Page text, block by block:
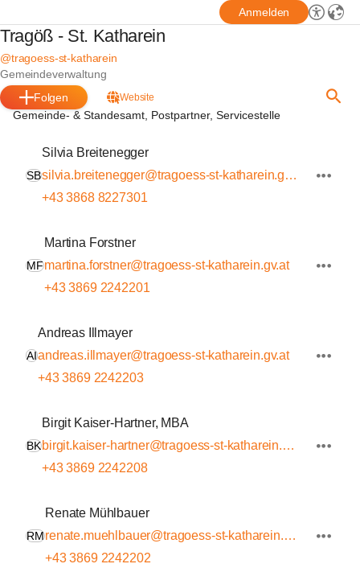
Anmelden
Tragöß - St. Katharein
@tragoess-st-katharein
Gemeindeverwaltung
Folgen
Website
Gemeinde- & Standesamt, Postpartner, Servicestelle
SB
Silvia Breitenegger
silvia.breitenegger@tragoess-st-katharein.gv.at
+43 3868 8227301
MF
Martina Forstner
martina.forstner@tragoess-st-katharein.gv.at
+43 3869 2242201
AI
Andreas Illmayer
andreas.illmayer@tragoess-st-katharein.gv.at
+43 3869 2242203
BK
Birgit Kaiser-Hartner, MBA
birgit.kaiser-hartner@tragoess-st-katharein.gv.at
+43 3869 2242208
RM
Renate Mühlbauer
renate.muehlbauer@tragoess-st-katharein.gv.at
+43 3869 2242202